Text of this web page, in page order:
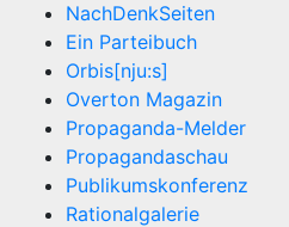
NachDenkSeiten
Ein Parteibuch
Orbis[nju:s]
Overton Magazin
Propaganda-Melder
Propagandaschau
Publikumskonferenz
Rationalgalerie